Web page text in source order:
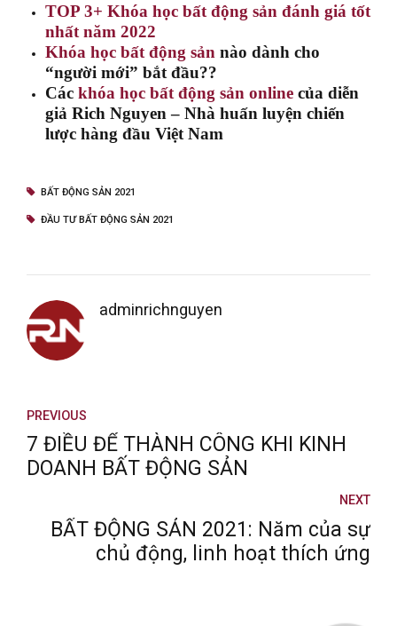
TOP 3+ Khóa học bất động sản đánh giá tốt
nhất năm 2022
Khóa học bất động sản nào dành cho
“người mới” bắt đầu??
Các khóa học bất động sản online của diễn
giả Rich Nguyen – Nhà huấn luyện chiến
lược hàng đầu Việt Nam
BẤT ĐỘNG SẢN 2021
ĐẦU TƯ BẤT ĐỘNG SẢN 2021
adminrichnguyen
PREVIOUS
7 ĐIỀU ĐỂ THÀNH CÔNG KHI KINH
DOANH BẤT ĐỘNG SẢN
NEXT
BẤT ĐỘNG SẢN 2021: Năm của sự
chủ động, linh hoạt thích ứng